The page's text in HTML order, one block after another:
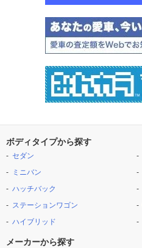
ボディタイプから探す
セダン
ミニバン
ハッチバック
ステーションワゴン
ハイブリッド
メーカーから探す